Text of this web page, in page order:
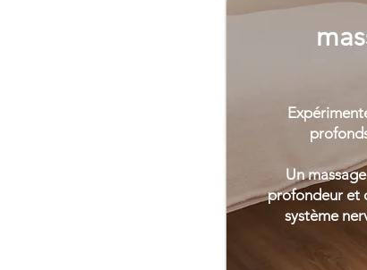
Un
profondeur et
système